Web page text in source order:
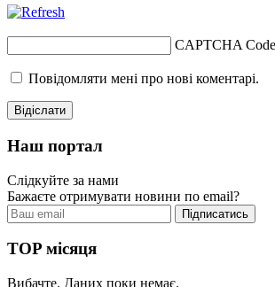
CAPTCHA Code
Повідомляти мені про нові коментарі.
Наш портал
Слідкуйте за нами
Бажаєте отримувати новини по email?
TOP місяця
Вибачте. Даних поки немає.